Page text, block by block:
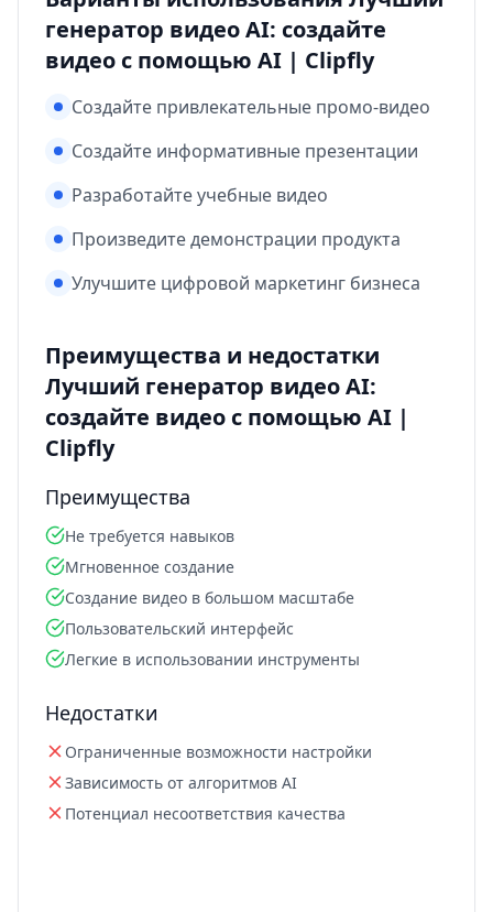
генератор видео AI: создайте
видео с помощью AI | Clipfly
Создайте привлекательные промо-видео
Создайте информативные презентации
Разработайте учебные видео
Произведите демонстрации продукта
Улучшите цифровой маркетинг бизнеса
Преимущества и недостатки
Лучший генератор видео AI:
создайте видео с помощью AI |
Clipfly
Преимущества
Не требуется навыков
Мгновенное создание
Создание видео в большом масштабе
Пользовательский интерфейс
Легкие в использовании инструменты
Недостатки
Ограниченные возможности настройки
Зависимость от алгоритмов AI
Потенциал несоответствия качества